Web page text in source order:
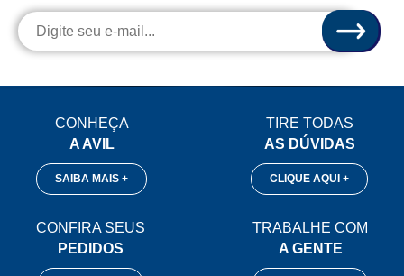
CONHEÇA
A AVIL
SAIBA MAIS +
TIRE TODAS
AS DÚVIDAS
CLIQUE AQUI +
CONFIRA SEUS
PEDIDOS
TRABALHE COM
A GENTE